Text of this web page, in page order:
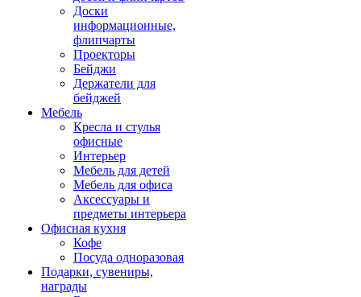
Доски
информационные,
флипчарты
Проекторы
Бейджи
Держатели для
бейджей
Мебель
Кресла и стулья
офисные
Интерьер
Мебель для детей
Мебель для офиса
Аксессуары и
предметы интерьера
Офисная кухня
Кофе
Посуда одноразовая
Подарки, сувениры,
награды